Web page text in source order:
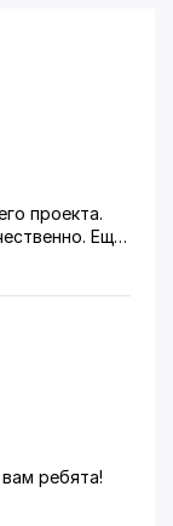
проекта.
Ещё
ребята!